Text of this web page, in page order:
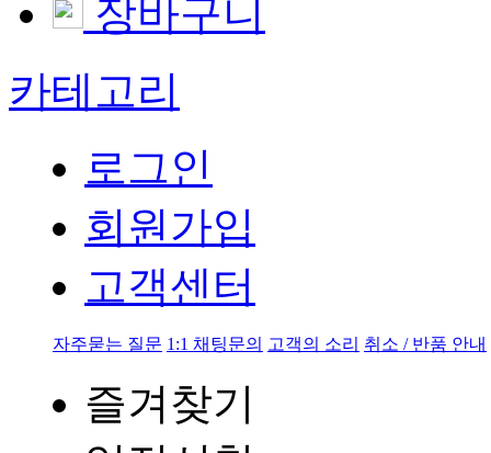
장바구니
카테고리
로그인
회원가입
고객센터
자주묻는 질문 1:1 채팅문의 고객의 소리 취소 / 반품 안내
즐겨찾기